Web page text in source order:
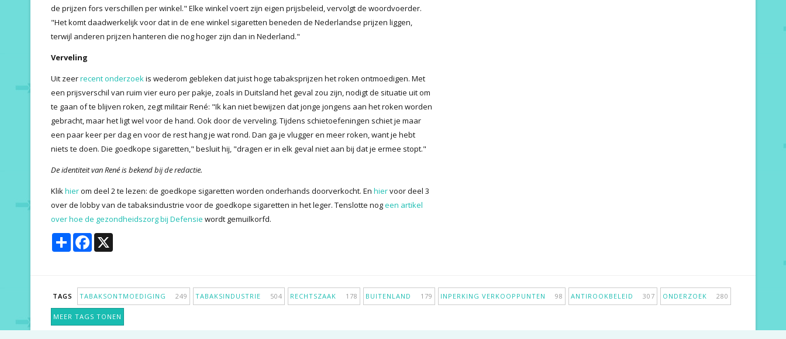
de prijzen fors verschillen per winkel." Elke winkel voert zijn eigen prijsbeleid, vervolgt de woordvoerder.
"Het komt daadwerkelijk voor dat in de ene winkel sigaretten beneden de Nederlandse prijzen liggen,
terwijl anderen prijzen hanteren die nog hoger zijn dan in Nederland."
Verveling
Uit zeerrecent onderzoekis wederom gebleken dat juist hoge tabaksprijzen het roken ontmoedigen. Met
een prijsverschil van ruim vier euro per pakje, zoals in Duitsland het geval zou zijn, nodigt de situatie uit om
te gaan of te blijven roken, zegt militair René: "Ik kan niet bewijzen dat jonge jongens aan het roken worden
gebracht, maar het ligt wel voor de hand. Ook door de verveling. Tijdens schietoefeningen schiet je maar
een paar keer per dag en voor de rest hang je wat rond. Dan ga je vlugger en meer roken, want je hebt
niets te doen. Die goedkope sigaretten," besluit hij, "dragen er in elk geval niet aan bij dat je ermee stopt."
De identiteit van René is bekend bij de redactie.
Klikhierom deel 2 te lezen: de goedkope sigaretten worden onderhands doorverkocht. En hiervoor deel 3
over de lobby van de tabaksindustrie voor de goedkope sigaretten in het leger. Tenslotte nogeen artikel
over hoe de gezondheidszorg bij Defensie wordt gemuilkorfd.
Share Facebook
TAGS TABAKSONTMOEDIGING 249 TABAKSINDUSTRIE 504 RECHTSZAAK 178 BUITENLAND 179 INPERKING VERKOOPPUNTEN 98 ANTIROOKBELEID 307 ONDERZOEK 280
MEER TAGS TONEN